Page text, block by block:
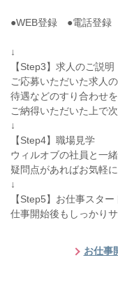
●WEB登録 ●電話登録
↓
【Step3】求人のご説明
ご応募いただいた求人
待遇などのすり合わせを
ご納得いただいた上で
↓
【Step4】職場見学
ウィルオブの社員と一
疑問点があればお気軽
↓
【Step5】お仕事スター
仕事開始後もしっかり
お仕事